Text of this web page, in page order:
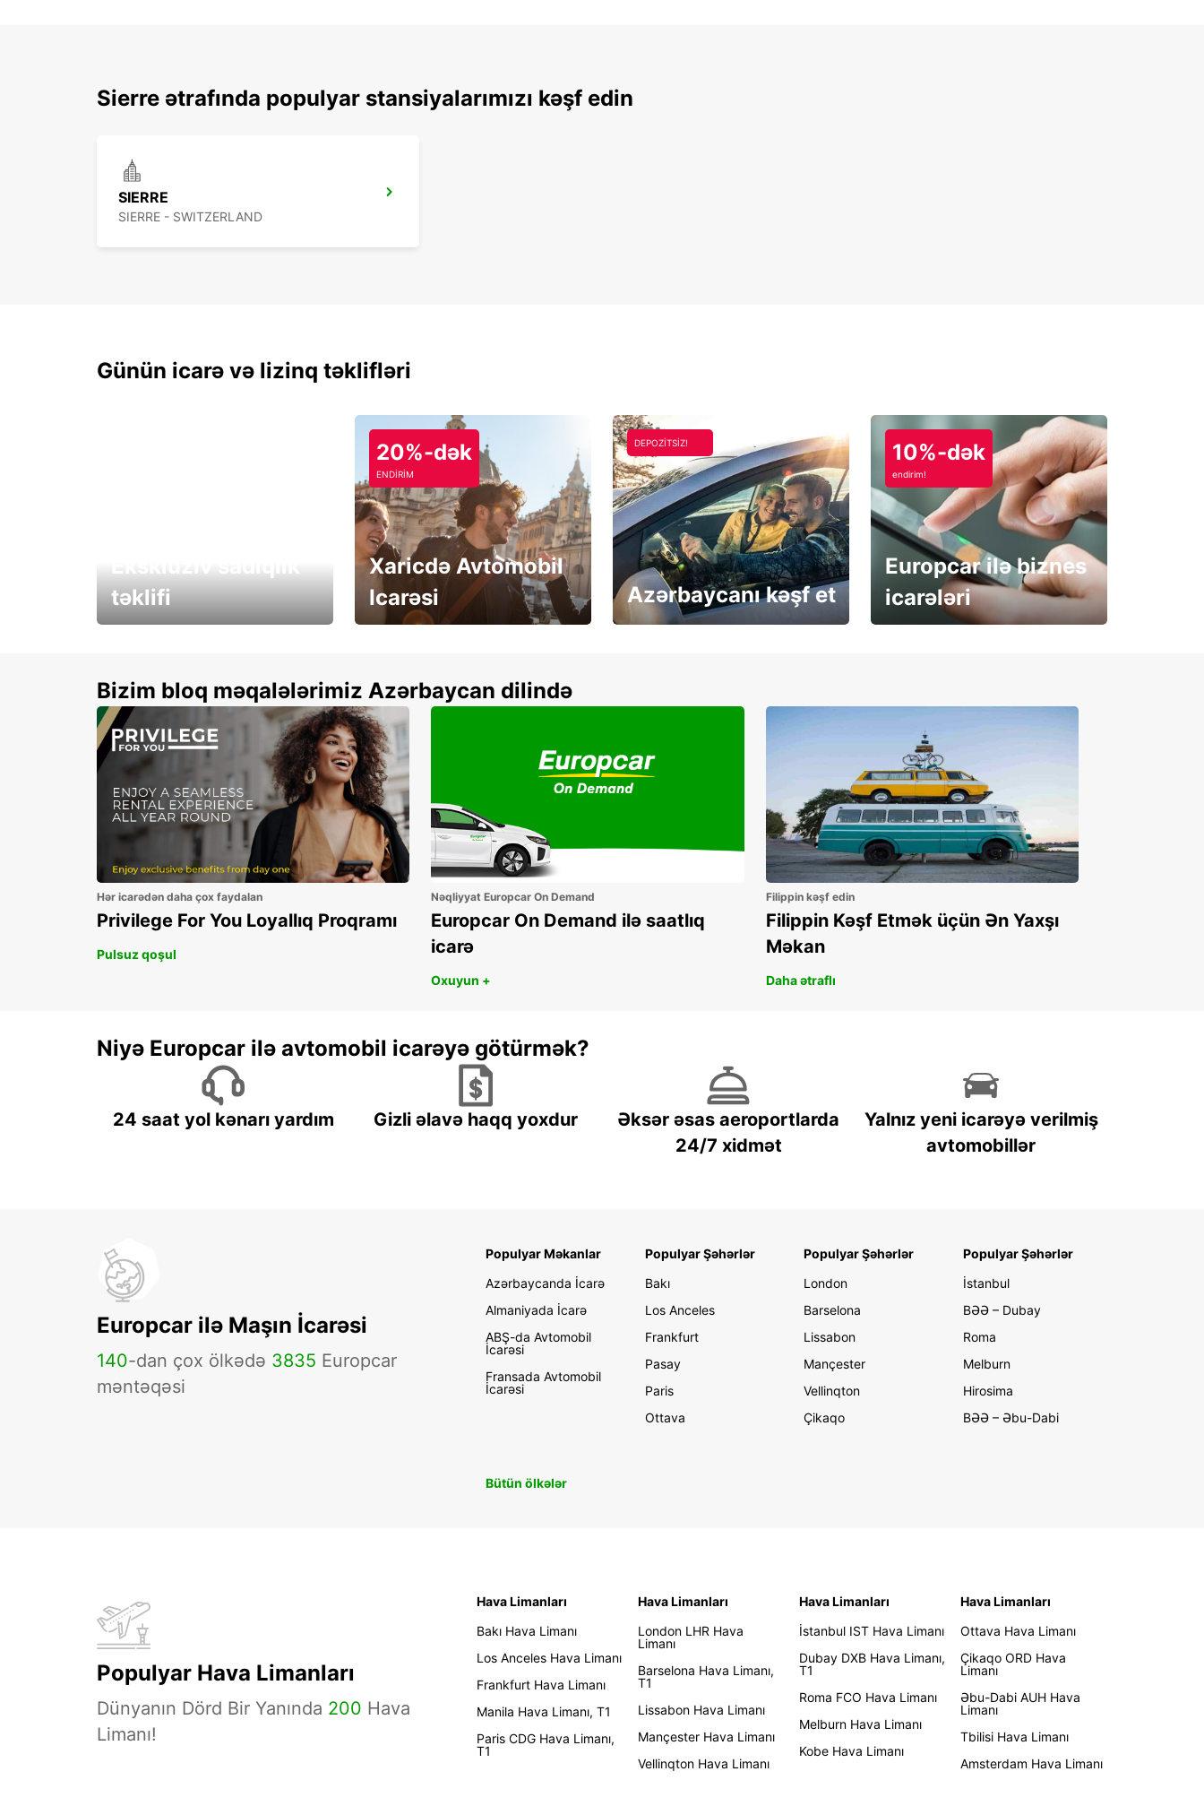
Sierre ətrafında populyar stansiyalarımızı kəşf edin
SIERRE
SIERRE - SWITZERLAND
Günün icarə və lizinq təklifləri
təklifi
20%-dək
ENDİRİM
Xaricdə Avtomobil
Icarəsi
DEPOZİTSİZ!
Azərbaycanı kəşf et
10%-dək
endirim!
Europcar ilə biznes
icarələri
Bizim bloq məqalələrimiz Azərbaycan dilində
Hər icarədən daha çox faydalan
Privilege For You Loyallıq Proqramı
Pulsuz qoşul
Nəqliyyat Europcar On Demand
Europcar On Demand ilə saatlıq
icarə
Oxuyun +
Filippin kəşf edin
Filippin Kəşf Etmək üçün Ən Yaxşı
Məkan
Daha ətraflı
Niyə Europcar ilə avtomobil icarəyə götürmək?
24 saat yol kənarı yardım Gizli əlavə haqq yoxdur
Əksər əsas aeroportlarda
24/7 xidmət
Yalnız yeni icarəyə verilmiş
avtomobillər
Europcar ilə Maşın İcarəsi
140-dan çox ölkədə 3835 Europcar
məntəqəsi
Populyar Məkanlar
Azərbaycanda İcarə
Almaniyada İcarə
ABŞ-da Avtomobil
İcarəsi
Fransada Avtomobil
İcarəsi
Populyar Şəhərlər
Bakı
Los Anceles
Frankfurt
Pasay
Paris
Ottava
Populyar Şəhərlər
London
Barselona
Lissabon
Mançester
Vellinqton
Çikaqo
Populyar Şəhərlər
İstanbul
BƏƏ – Dubay
Roma
Melburn
Hirosima
BƏƏ – Əbu-Dabi
Bütün ölkələr
Populyar Hava Limanları
Dünyanın Dörd Bir Yanında 200 Hava
Limanı!
Hava Limanları
Bakı Hava Limanı
Los Anceles Hava Limanı
Frankfurt Hava Limanı
Manila Hava Limanı, T1
Paris CDG Hava Limanı,
T1
Hava Limanları
London LHR Hava
Limanı
Barselona Hava Limanı,
T1
Lissabon Hava Limanı
Mançester Hava Limanı
Vellinqton Hava Limanı
Hava Limanları
İstanbul IST Hava Limanı
Dubay DXB Hava Limanı,
T1
Roma FCO Hava Limanı
Melburn Hava Limanı
Kobe Hava Limanı
Hava Limanları
Ottava Hava Limanı
Çikaqo ORD Hava
Limanı
Əbu-Dabi AUH Hava
Limanı
Tbilisi Hava Limanı
Amsterdam Hava Limanı